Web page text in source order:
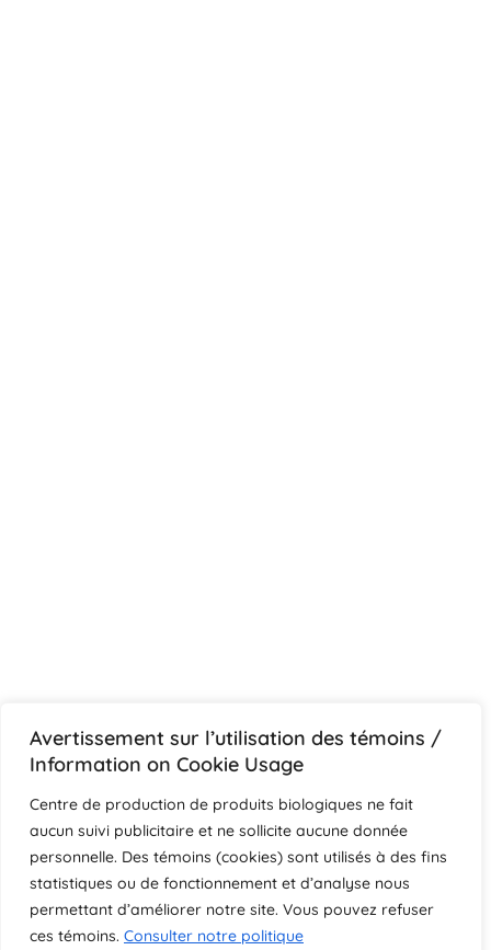
Avertissement sur l’utilisation des témoins /
Information on Cookie Usage
Centre de production de produits biologiques ne fait
aucun suivi publicitaire et ne sollicite aucune donnée
personnelle. Des témoins (cookies) sont utilisés à des fins
statistiques ou de fonctionnement et d’analyse nous
permettant d’améliorer notre site. Vous pouvez refuser
ces témoins. Consulter notre politique